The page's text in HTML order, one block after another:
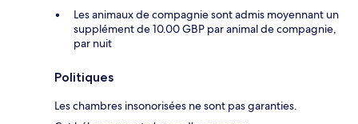
Les animaux de compagnie sont admis moyennant un
supplément de 10.00 GBP par animal de compagnie,
par nuit
Politiques
Les chambres insonorisées ne sont pas garanties.